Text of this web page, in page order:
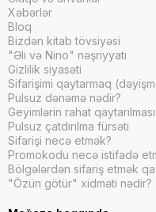
Xəbərlər
Bloq
Bizdən kitab tövsiyəsi
"Əli və Nino" nəşriyyatı
Gizlilik siyasəti
Sifarişimi qaytarmaq
Pulsuz dənəmə nədir?
Geyimlərin rahat qaytarılması
Pulsuz çatdırılma fürsəti
Sifarişi necə etmək?
Promokodu necə istifadə
Bölgələrdən sifariş etmək
"Özün götür" xidməti nədir?